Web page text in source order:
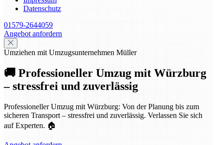
Datenschutz
01579-2644059
Angebot anfordern
Umziehen mit Umzugsunternehmen Müller
🚚 Professioneller Umzug mit Würzburg
– stressfrei und zuverlässig
Professioneller Umzug mit Würzburg: Von der Planung bis zum
sicheren Transport – stressfrei und zuverlässig. Verlassen Sie sich
auf Experten. 🏠